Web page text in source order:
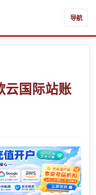
导航
云国际站账